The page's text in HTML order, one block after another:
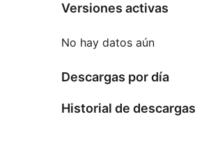
Versiones activas
No hay datos aún
Descargas por día
Historial de descargas